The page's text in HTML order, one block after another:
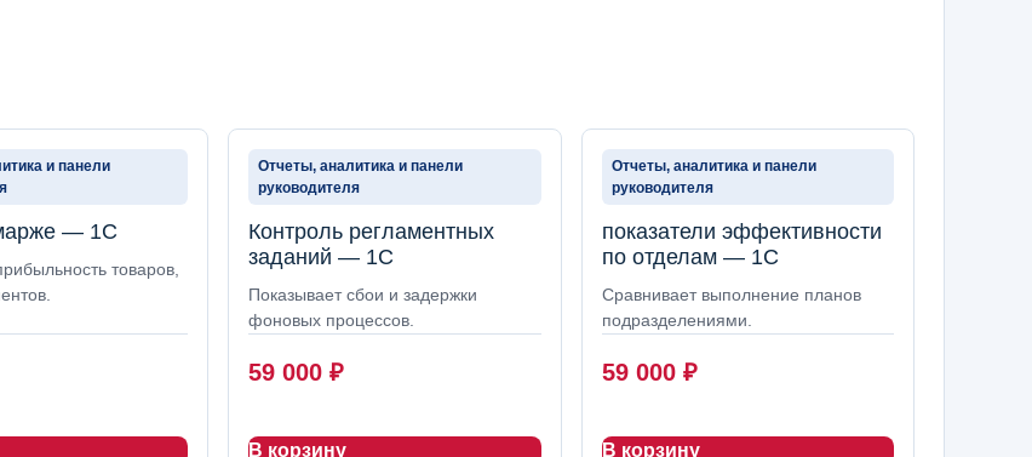
и панели
— 1С
товаров,
Отчеты, аналитика и панели
руководителя
Контроль регламентных
заданий — 1С
Показывает сбои и задержки
фоновых процессов.
59 000 ₽
В корзину
Отчеты, аналитика и панели
руководителя
показатели эффективности
по отделам — 1С
Сравнивает выполнение планов
подразделениями.
59 000 ₽
В корзину